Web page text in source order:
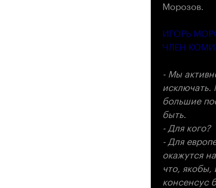
Морозов.
ИГОРЬ
ЧЛЕН
- Мы
большие
быть.
- Для кого?
- Для
окажутся
что, якобы,
консенсус